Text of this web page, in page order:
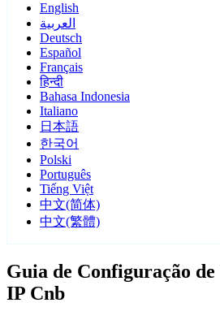
English
العربية
Deutsch
Español
Français
हिन्दी
Bahasa Indonesia
Italiano
日本語
한국어
Polski
Português
Tiếng Việt
中文(简体)
中文(繁體)
Guia de Configuração
IP Cnb